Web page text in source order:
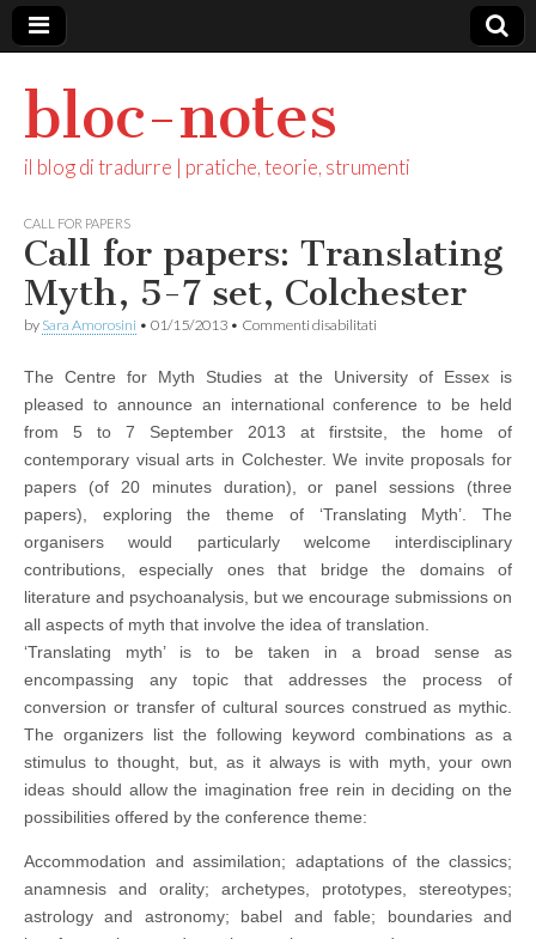
bloc-notes
il blog di tradurre | pratiche, teorie, strumenti
CALL FOR PAPERS
Call for papers: Translating
Myth, 5-7 set, Colchester
by Sara Amorosini • 01/15/2013 • Commenti disabilitati
papers:
Translating
5-
7
set,
Colchester
The Centre for Myth Studies at the University of Essex is
pleased to announce an international conference to be held
from 5 to 7 September 2013 at firstsite, the home of
contemporary visual arts in Colchester. We invite proposals for
papers (of 20 minutes duration), or panel sessions (three
papers), exploring the theme of ‘Translating Myth’. The
organisers would particularly welcome interdisciplinary
contributions, especially ones that bridge the domains of
literature and psychoanalysis, but we encourage submissions on
all aspects of myth that involve the idea of translation.
‘Translating myth’ is to be taken in a broad sense as
encompassing any topic that addresses the process of
conversion or transfer of cultural sources construed as mythic.
The organizers list the following keyword combinations as a
stimulus to thought, but, as it always is with myth, your own
ideas should allow the imagination free rein in deciding on the
possibilities offered by the conference theme:
Accommodation and assimilation; adaptations of the classics;
anamnesis and orality; archetypes, prototypes, stereotypes;
astrology and astronomy; babel and fable; boundaries and